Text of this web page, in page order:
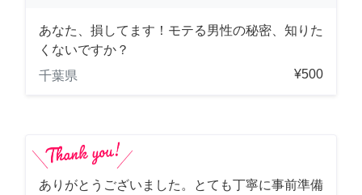
あなた、損してます！モテる男性の秘密、知りた
くないですか？
千葉県
¥500
ありがとうございました。とても丁寧に事前準備